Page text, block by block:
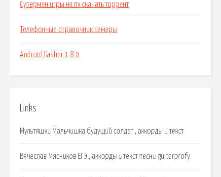
Супермен игры на пк скачать торрент
Телефонные справочник самары
Android flasher 1 8 0
Links
Мультяшки Мальчишка будущий солдат , аккорды и текст.
Вячеслав Мясников ЕГЭ , аккорды и текст песни guitarprofy.